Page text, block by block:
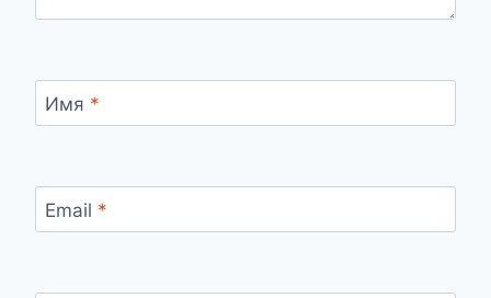
Имя *
Email *